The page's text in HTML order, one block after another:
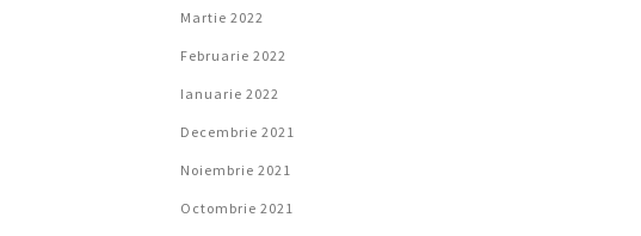
Martie 2022
Februarie 2022
Ianuarie 2022
Decembrie 2021
Noiembrie 2021
Octombrie 2021